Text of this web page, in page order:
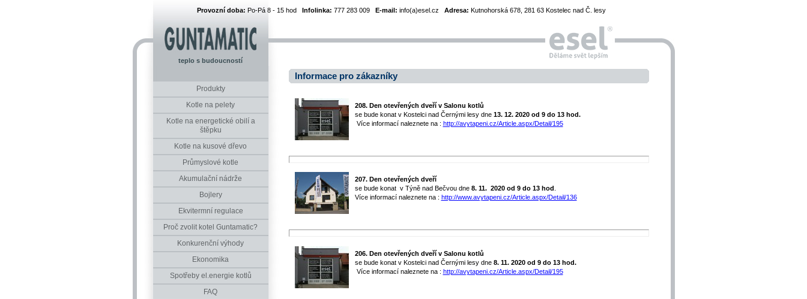
Provozní doba: Po-Pá 8 - 15 hod Infolinka: 777 283 009 E-mail: info(a)esel.cz Adresa: Kutnohorská 678, 281 63 Kostelec nad Č. lesy
teplo s budoucností
Produkty
Kotle na pelety
Kotle na energetické obilí a
štěpku
Kotle na kusové dřevo
Průmyslové kotle
Akumulační nádrže
Bojlery
Ekvitermní regulace
Proč zvolit kotel Guntamatic?
Konkurenční výhody
Ekonomika
Spotřeby el.energie kotlů
FAQ
Informace pro zákazníky
208. Den otevřených dveří v Salonu kotlů
se bude konat v Kostelci nad Černými lesy dne 13. 12. 2020 od 9 do 13 hod.
Více informací naleznete na : http://avytapeni.cz/Article.aspx/Detail/195
207. Den otevřených dveří
se bude konat v Týně nad Bečvou dne 8. 11. 2020od 9 do 13 hod
Více informací naleznete na : http://www.avytapeni.cz/Article.aspx/Detail/136
206. Den otevřených dveří v Salonu kotlů
se bude konat v Kostelci nad Černými lesy dne 8. 11. 2020 od 9 do 13 hod.
Více informací naleznete na : http://avytapeni.cz/Article.aspx/Detail/195